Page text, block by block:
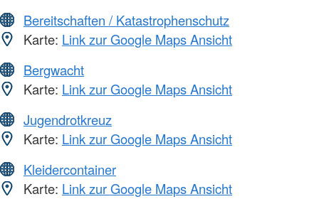
Bereitschaften / Katastrophenschutz
Karte: Link zur Google Maps Ansicht
Bergwacht
Karte: Link zur Google Maps Ansicht
Jugendrotkreuz
Karte: Link zur Google Maps Ansicht
Kleidercontainer
Karte: Link zur Google Maps Ansicht